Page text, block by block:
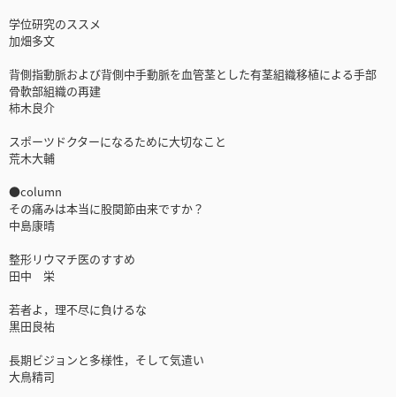
学位研究のススメ
加畑多文
背側指動脈および背側中手動脈を血管茎とした有茎組織移植による手部
骨軟部組織の再建
柿木良介
スポーツドクターになるために大切なこと
荒木大輔
●column
その痛みは本当に股関節由来ですか？
中島康晴
整形リウマチ医のすすめ
田中 栄
若者よ，理不尽に負けるな
黒田良祐
長期ビジョンと多様性，そして気遣い
大鳥精司